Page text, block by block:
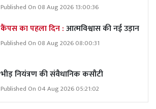
Published On 08 Aug 2026 13:00:36
कैंपस का पहला दिन :आत्मविश्वास की नई उड़ान
Published On 08 Aug 2026 08:00:31
भीड़ नियंत्रण की संवैधानिक कसौटी
Published On 04 Aug 2026 05:21:02